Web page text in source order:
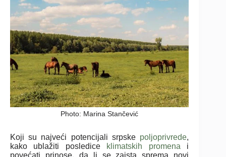
Photo: Marina Stančević
Koji su najveći potencijali srpske poljoprivrede,
kako ublažiti posledice klimatskih promena i